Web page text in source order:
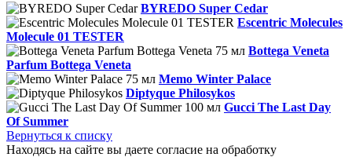
BYREDO Super Cedar
Escentric Molecules
Molecule 01 TESTER
Bottega Veneta
Parfum Bottega Veneta
Memo Winter Palace
Diptyque Philosykos
Gucci The Last Day
Of Summer
Вернуться к списку
Находясь на сайте вы даете согласие на обработку